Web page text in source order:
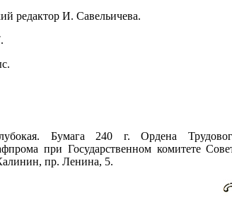
редактор И. Савельичева.
Бумага 240 г. Ордена
при Государственном комитете
пр. Ленина, 5.